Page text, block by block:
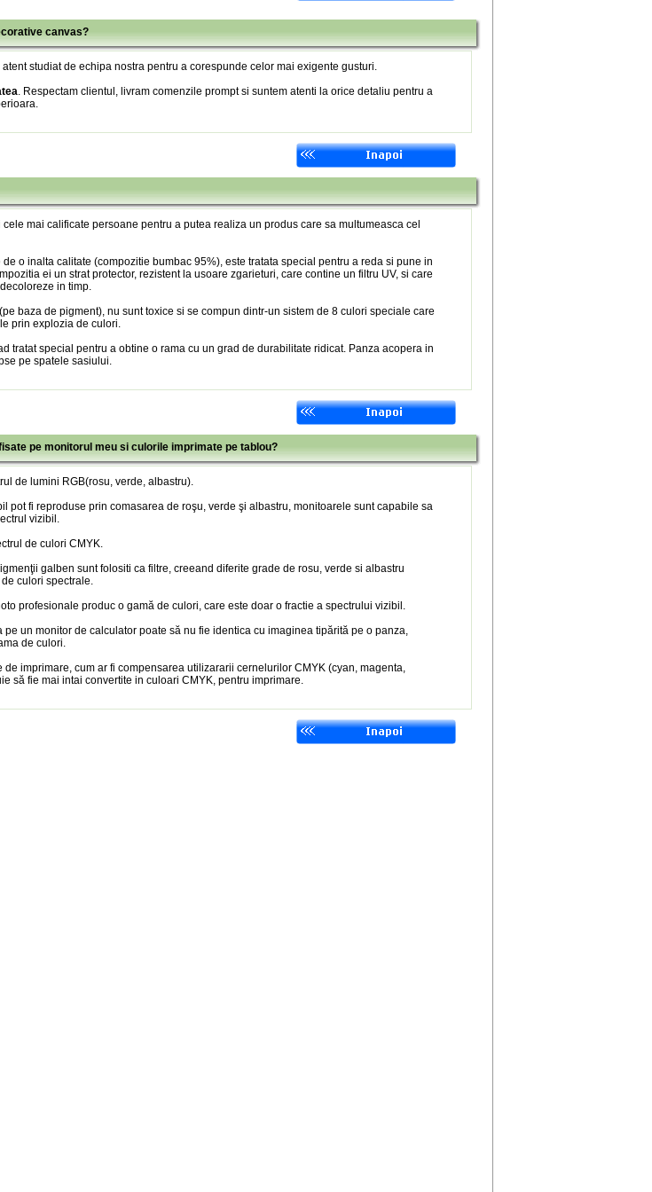
canvas?
studiat de echipa nostra pentru a corespunde celor mai exigente gusturi.
. Respectam clientul, livram comenzile prompt si suntem atenti la orice detaliu pentru a
mai calificate persoane pentru a putea realiza un produs care sa multumeasca cel
o inalta calitate (compozitie bumbac 95%), este tratata special pentru a reda si pune in
ei un strat protector, rezistent la usoare zgarieturi, care contine un filtru UV, si care
in timp.
baza de pigment), nu sunt toxice si se compun dintr-un sistem de 8 culori speciale care
prin explozia de culori.
tratat special pentru a obtine o rama cu un grad de durabilitate ridicat. Panza acopera in
pe spatele sasiului.
pe monitorul meu si culorile imprimate pe tablou?
de lumini RGB(rosu, verde, albastru).
pot fi reproduse prin comasarea de roşu, verde şi albastru, monitoarele sunt capabile sa
vizibil.
de culori CMYK.
galben sunt folositi ca filtre, creeand diferite grade de rosu, verde si albastru
culori spectrale.
profesionale produc o gamă de culori, care este doar o fractie a spectrului vizibil.
pe un monitor de calculator poate să nu fie identica cu imaginea tipărită pe o panza,
de culori.
imprimare, cum ar fi compensarea utilizararii cernelurilor CMYK (cyan, magenta,
să fie mai intai convertite in culoari CMYK, pentru imprimare.